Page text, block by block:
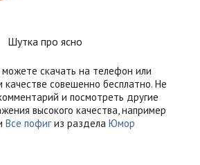
Шутка про ясно
скачать на телефон или
совешенно бесплатно. Не
и посмотреть другие
высокого качества, например
Все пофигиз раздела Юмор